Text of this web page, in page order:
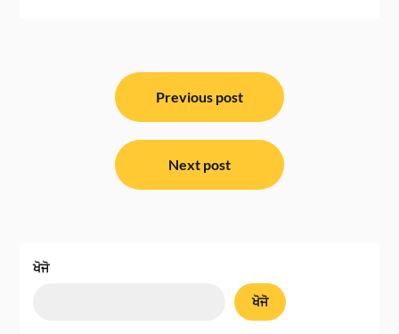
Previous post
Next post
ਖੋਜੋ
ਖੋਜੋ